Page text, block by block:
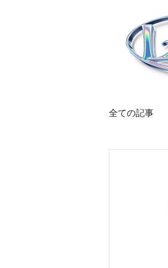
全ての記事